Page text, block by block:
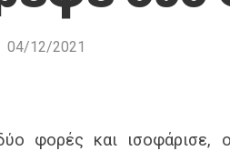
04/12/2021
φορές και ισοφάρισε,